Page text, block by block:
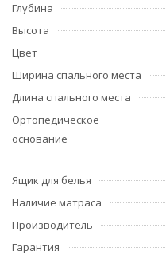
Глубина
Высота
Цвет
Ширина спального места
Длина спального места
Ортопедическое
основание
Ящик для белья
Наличие матраса
Производитель
Гарантия